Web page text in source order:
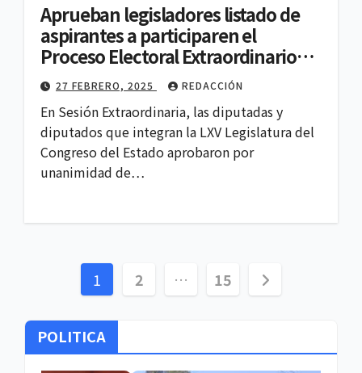
Aprueban legisladores listado de
aspirantes a participaren el
Proceso Electoral Extraordinario
2024-2025
27 FEBRERO, 2025 REDACCIÓN
En Sesión Extraordinaria, las diputadas y
diputados que integran la LXV Legislatura del
Congreso del Estado aprobaron por
unanimidad de…
Paginación
de
entradas
1 2 … 15
POLITICA